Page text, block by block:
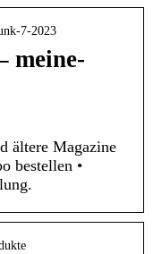
7-2023
meine-
ältere Magazine
bestellen •